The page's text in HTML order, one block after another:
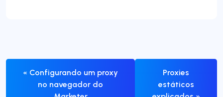
« Configurando um proxy
no navegador do
Proxies
estáticos